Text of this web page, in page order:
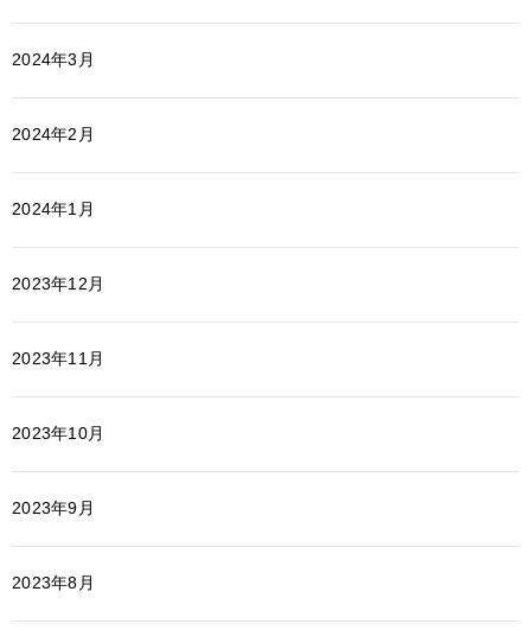
2024年3月
2024年2月
2024年1月
2023年12月
2023年11月
2023年10月
2023年9月
2023年8月